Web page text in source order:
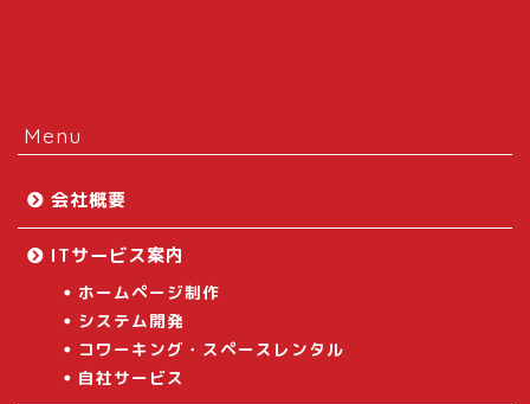
Menu
会社概要
ITサービス案内
ホームページ制作
システム開発
コワーキング・スペースレンタル
自社サービス